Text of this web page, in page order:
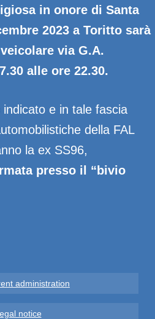
in onore di Santa
2023 a Toritto sarà
via G.A.
alle ore 22.30.
e in tale fascia
della FAL
la ex SS96,
presso il “bivio
administration
notice